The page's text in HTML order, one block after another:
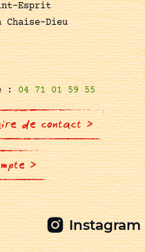
Esprit
Chaise-Dieu
:04 71 01 59 55
de contact >
>
Instagram